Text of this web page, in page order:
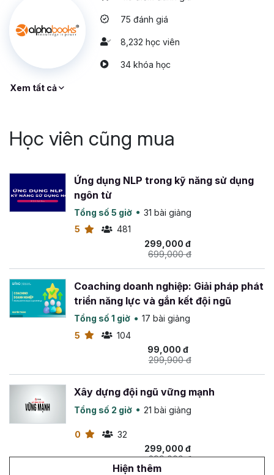
75 đánh giá
8,232 học viên
34 khóa học
Xem tất cả
Học viên cũng mua
Ứng dụng NLP trong kỹ năng sử dụng
ngôn từ
Tổng số 5 giờ
31 bài giảng
5
481
299,000 đ
699,000 đ
Coaching doanh nghiệp: Giải pháp phát
triển năng lực và gắn kết đội ngũ
Tổng số 1 giờ
17 bài giảng
5
104
99,000 đ
299,900 đ
Xây dựng đội ngũ vững mạnh
Tổng số 2 giờ 21 bài giảng
0
32
299,000 đ
299,000 đ
Hiện thêm